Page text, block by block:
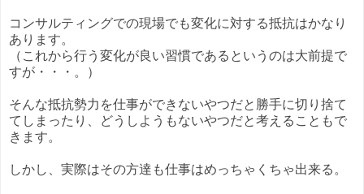
コンサルティングでの現場でも変化に対する抵抗はかなり
あります。
（これから行う変化が良い習慣であるというのは大前提で
すが・・・。）
そんな抵抗勢力を仕事ができないやつだと勝手に切り捨て
てしまったり、どうしようもないやつだと考えることもで
きます。
しかし、実際はその方達も仕事はめっちゃくちゃ出来る。